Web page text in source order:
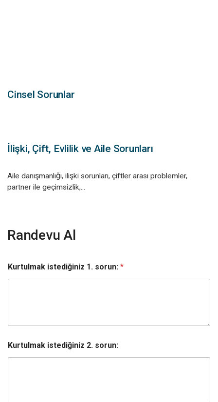
Cinsel Sorunlar
İlişki, Çift, Evlilik ve Aile Sorunları
Aile danışmanlığı, ilişki sorunları, çiftler arası problemler,
partner ile geçimsizlik,...
Randevu Al
Kurtulmak istediğiniz 1. sorun: *
Kurtulmak istediğiniz 2. sorun: